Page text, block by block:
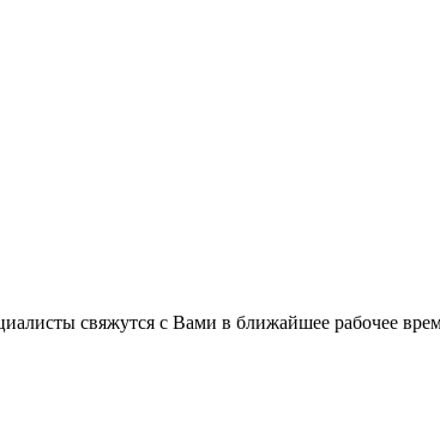
свяжутся с Вами в ближайшее рабочее